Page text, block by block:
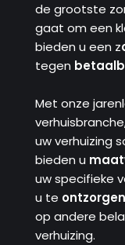
de grootste
gaat om een
bieden u een z
tegen
Met onze
uw verhuizing
bieden u
uw specifieke
u te ontzorgen
op andere
verhuizing.